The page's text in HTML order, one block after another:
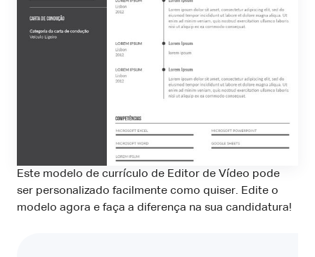
Este modelo de currículo de Editor de Vídeo pode
ser personalizado facilmente como quiser. Edite o
modelo agora e faça a diferença na sua candidatura!